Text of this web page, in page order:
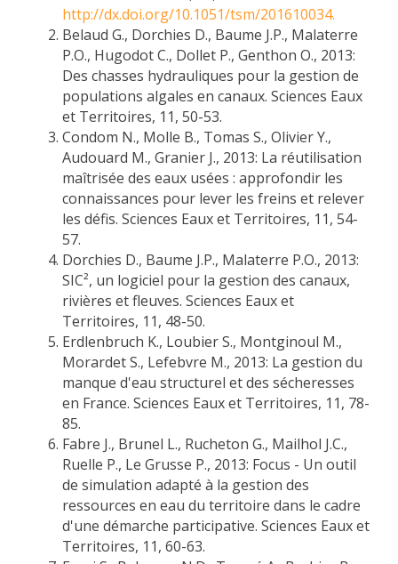
http://dx.doi.org/10.1051/tsm/201610034.
Belaud G., Dorchies D., Baume J.P., Malaterre
P.O., Hugodot C., Dollet P., Genthon O., 2013:
Des chasses hydrauliques pour la gestion de
populations algales en canaux. Sciences Eaux
et Territoires, 11, 50-53.
Condom N., Molle B., Tomas S., Olivier Y.,
Audouard M., Granier J., 2013: La réutilisation
maîtrisée des eaux usées : approfondir les
connaissances pour lever les freins et relever
les défis. Sciences Eaux et Territoires, 11, 54-
57.
Dorchies D., Baume J.P., Malaterre P.O., 2013:
SIC², un logiciel pour la gestion des canaux,
rivières et fleuves. Sciences Eaux et
Territoires, 11, 48-50.
Erdlenbruch K., Loubier S., Montginoul M.,
Morardet S., Lefebvre M., 2013: La gestion du
manque d'eau structurel et des sécheresses
en France. Sciences Eaux et Territoires, 11, 78-
85.
Fabre J., Brunel L., Rucheton G., Mailhol J.C.,
Ruelle P., Le Grusse P., 2013: Focus - Un outil
de simulation adapté à la gestion des
ressources en eau du territoire dans le cadre
d'une démarche participative. Sciences Eaux et
Territoires, 11, 60-63.